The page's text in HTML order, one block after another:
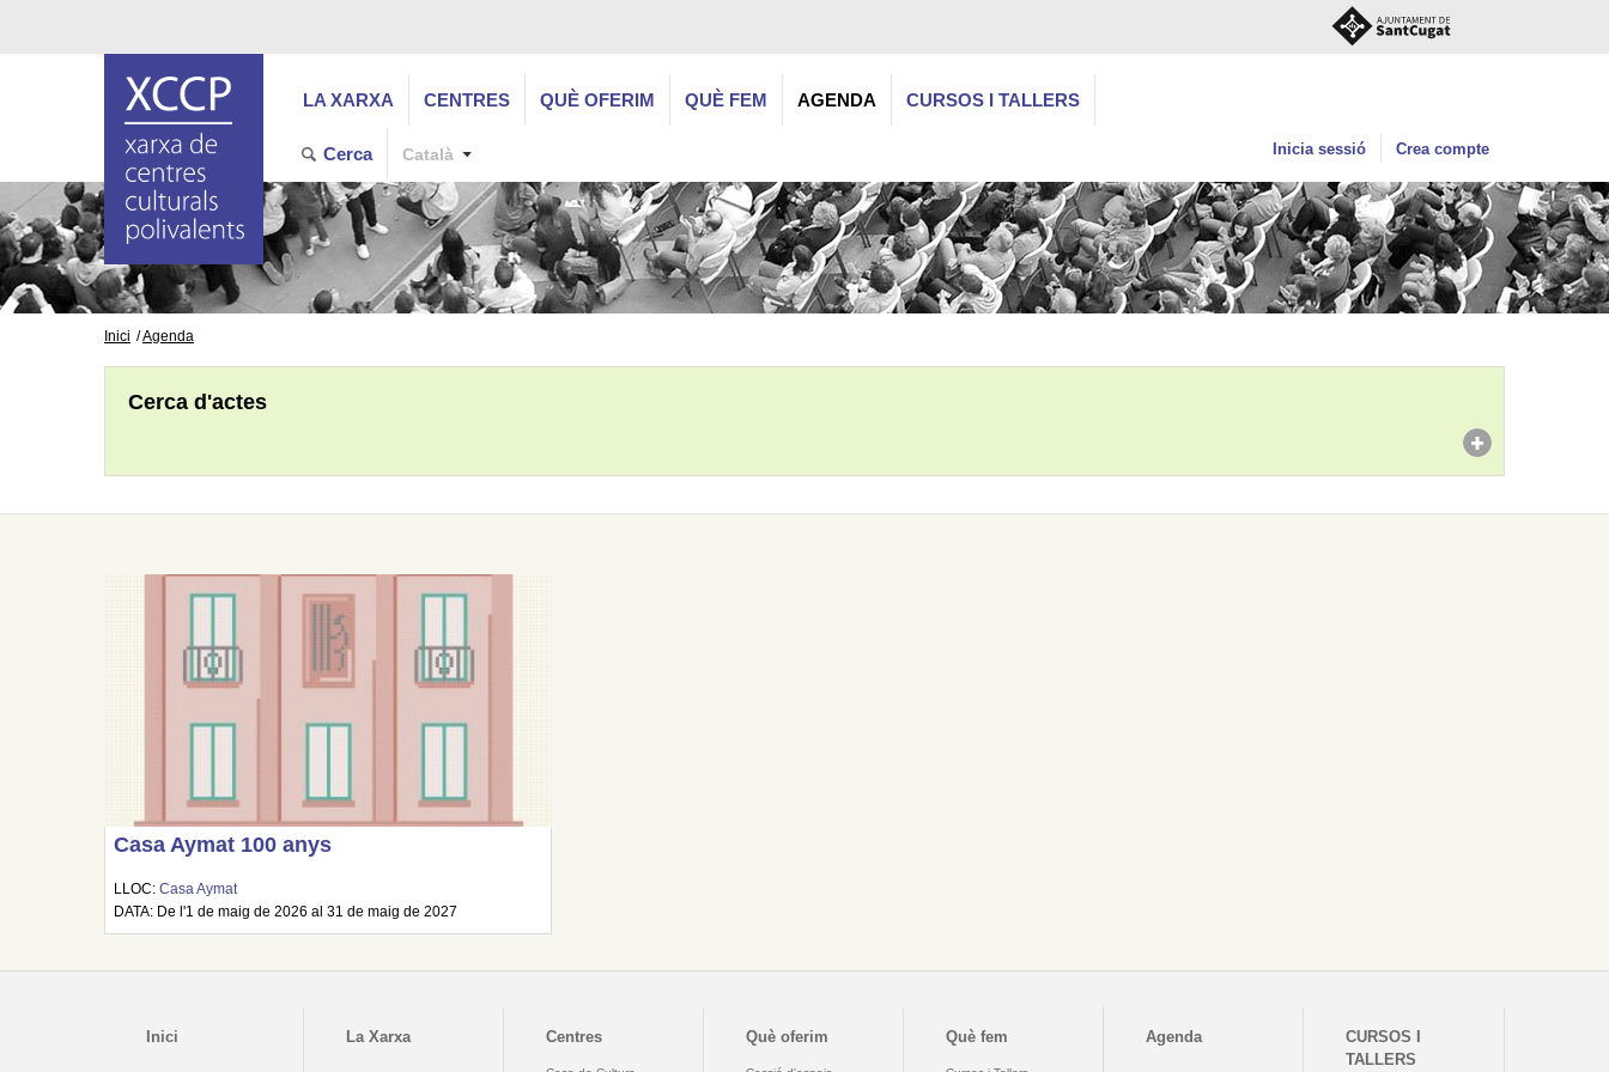
LA XARXA CENTRES QUÈ OFERIM QUÈ FEM AGENDA CURSOS I TALLERS
Cerca Català Inicia sessió Crea compte
Inici Agenda
Cerca d'actes
Casa Aymat 100 anys
LLOC:Casa Aymat
DATA: De l'1 de maig de 2026 al 31 de maig de 2027
Inici La Xarxa Centres Què oferim Què fem Agenda
CURSOS I
TALLERS